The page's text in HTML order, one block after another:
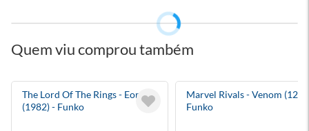
Quem viu comprou também
The Lord Of The Rings - Eomer
(1982) - Funko
Marvel Rivals - Venom
Funko